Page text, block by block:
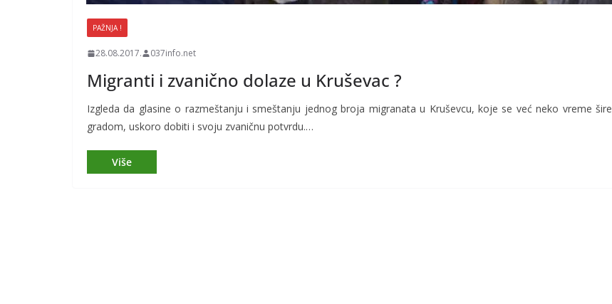
PAŽNJA !
28.08.2017. 037info.net
Migranti i zvanično dolaze u Kruševac ?
Izgleda da glasine o razmeštanju i smeštanju jednog broja migranata u Kruševcu, koje se već neko vreme šire
gradom, uskoro dobiti i svoju zvaničnu potvrdu.…